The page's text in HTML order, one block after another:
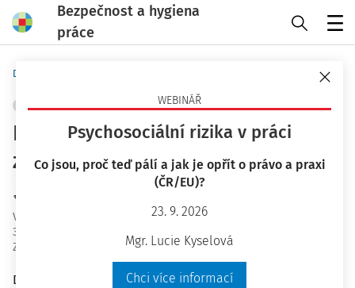
Bezpečnost a hygiena
práce
WEBINÁŘ
Psychosociální rizika v práci
Co jsou, proč teď pálí a jak je opřít o právo a praxi
(ČR/EU)?
23. 9. 2026
Mgr. Lucie Kyselová
Chci více informací
Domů
PRACOVNÍ PRÁVO + PŘIDAT VLASTNÍ
Ke změnám v právní úpravě
zaměstnávání cizinců
Vydáno
32 minut čtení
Zdroj
Bezpečnost a hygiena práce 10/2025
Dne 1. října 2025 nabývá účinnosti zákon č. 152/2025 Sb.,